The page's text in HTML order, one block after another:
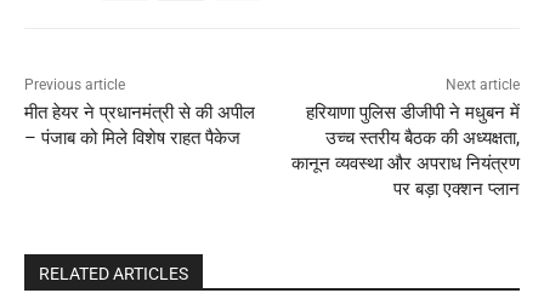
Previous article
मीत हेयर ने प्रधानमंत्री से की अपील
– पंजाब को मिले विशेष राहत पैकेज
Next article
हरियाणा पुलिस डीजीपी ने मधुबन में
उच्च स्तरीय बैठक की अध्यक्षता,
कानून व्यवस्था और अपराध नियंत्रण
पर बड़ा एक्शन प्लान
RELATED ARTICLES